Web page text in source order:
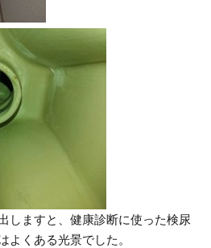
しますと、健康診断に使った検尿
よくある光景でした。